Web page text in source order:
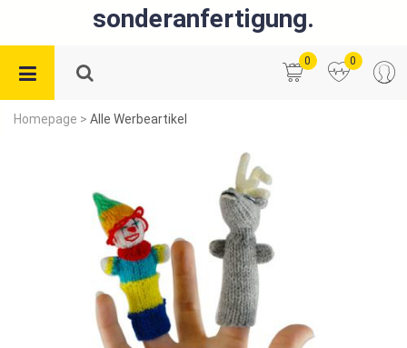
sonderanfertigung.
0 0
Homepage > Alle Werbeartikel